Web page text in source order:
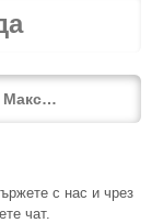
с нас и чрез
чат.